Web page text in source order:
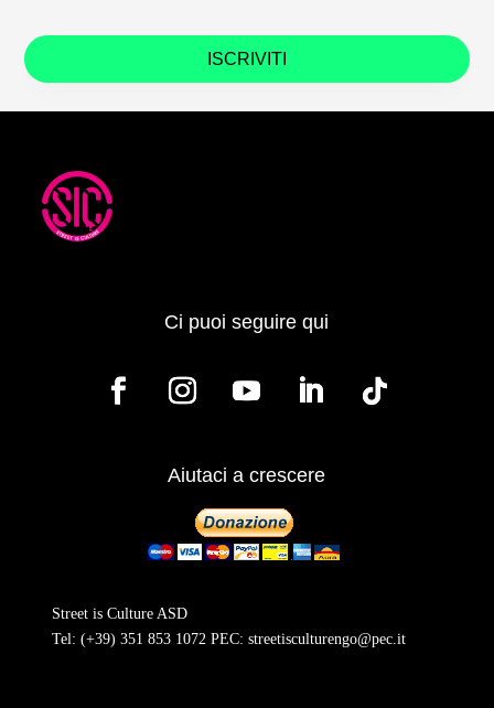
ISCRIVITI
Ci puoi seguire qui
Aiutaci a crescere
Street is Culture ASD
Tel:(+39) 351 853 1072PEC:streetisculturengo@pec.it